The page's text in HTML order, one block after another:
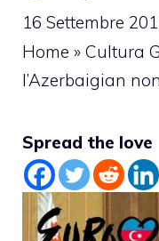
16 Settembre
Home » Cultura
l’Azerbaigian
Spread the love